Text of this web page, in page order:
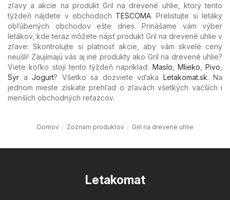
zľavy a akcie na produkt Gril na drevené uhlie, ktorý tento
týždeň nájdete v obchodoch TESCOMA. Prelistujte si letáky
obľúbených obchodov ešte dnes. Prinášame vám výber
letákov, kde teraz môžete nájsť produkt Gril na drevené uhlie v
zľave: Skontrolujte si platnosť akcie, aby vám skvelé ceny
neušli! Zaujímajú vás aj iné produkty ako Gril na drevené uhlie?
Viete koľko stojí tento týždeň napríklad: Maslo Mlieko Pivo
Syr a Jogurt? Všetko sa dozviete vďaka Letakomat.sk. Na
jednom mieste získate prehľad o zľavách všetkých väčších i
menších obchodných reťazcov.
Domov Zoznam produktov Gril na drevené uhlie
Letakomat